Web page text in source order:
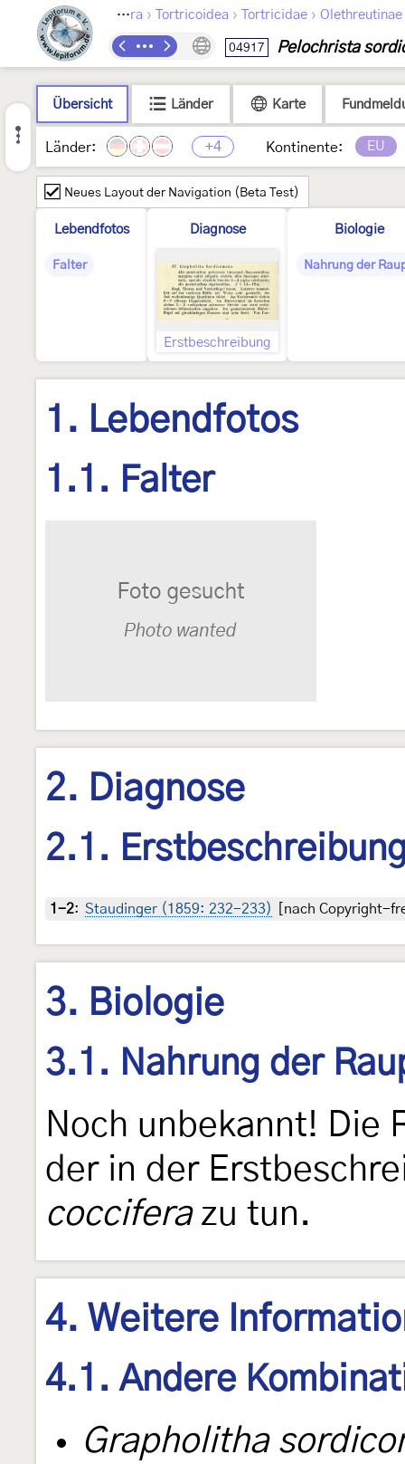
Lepidoptera › Tortricoidea › Tortricidae › Olethreutinae
04917 Pelochrista
Übersicht Länder Karte
Länder: +4 Kontinente: EU
Neues Layout der Navigation (Beta Test)
Lebendfotos
Falter
Diagnose
Erstbeschreibung
Biologie
Nahrung der
1. Lebendfotos
1.1. Falter
2. Diagnose
2.1.
1-2: Staudinger (1859: 232-233) [nach Copyright-
3. Biologie
3.1. Nahrung der
Noch unbekannt! Die
der in der
cocciferazu tun.
4. Weitere
4.1. Andere
Grapholitha